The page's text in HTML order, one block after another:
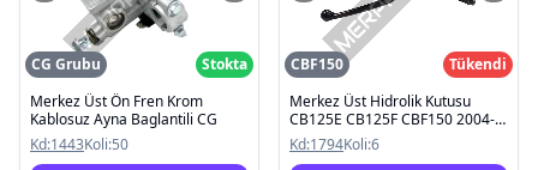
CG Grubu
Stokta
Merkez Üst Ön Fren Krom
Kablosuz Ayna Baglantili CG
Kd:1443Koli:50
CBF150
Tükendi
Merkez Üst Hidrolik Kutusu
CB125E CB125F CBF150 2004-
2020
Kd:1794Koli:6